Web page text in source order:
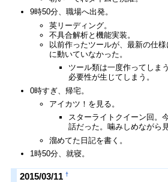
9時50分、職場へ出発。
英リーディング。
不具合解析と機能実装。
以前作ったツールが、最新の仕
に動いていなかった。
ツール類は一度作ってしま
必要性が生じてしまう。
0時すぎ、帰宅。
アイカツ！を見る。
スターライトクイーン回。
話だった。噛みしめながら
溜めてた日記を書く。
1時50分、就寝。
2015/03/11 †